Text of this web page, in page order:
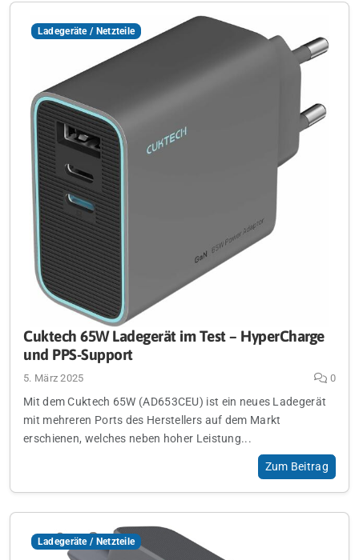
Ladegeräte / Netzteile
Cuktech 65W Ladegerät im Test – HyperCharge
und PPS-Support
5. März 2025 0
Mit dem Cuktech 65W (AD653CEU) ist ein neues Ladegerät
mit mehreren Ports des Herstellers auf dem Markt
erschienen, welches neben hoher Leistung...
Zum Beitrag
Ladegeräte / Netzteile